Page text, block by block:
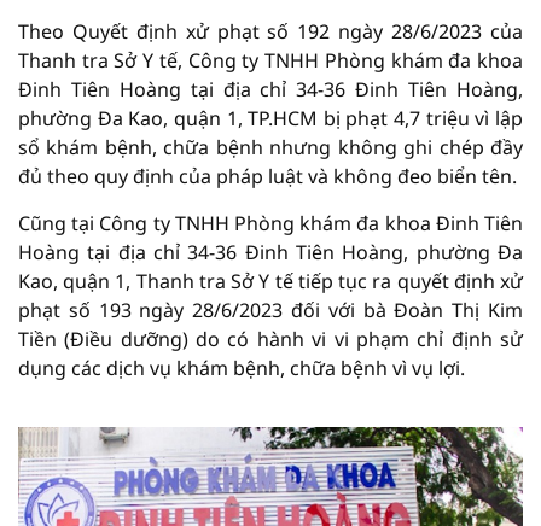
Theo Quyết định xử phạt số 192 ngày 28/6/2023 của
Thanh tra Sở Y tế, Công ty TNHH Phòng khám đa khoa
Đinh Tiên Hoàng tại địa chỉ 34-36 Đinh Tiên Hoàng,
phường Đa Kao, quận 1, TP.HCM bị phạt 4,7 triệu vì lập
sổ khám bệnh, chữa bệnh nhưng không ghi chép đầy
đủ theo quy định của pháp luật và không đeo biển tên.
Cũng tại Công ty TNHH Phòng khám đa khoa Đinh Tiên
Hoàng tại địa chỉ 34-36 Đinh Tiên Hoàng, phường Đa
Kao, quận 1, Thanh tra Sở Y tế tiếp tục ra quyết định xử
phạt số 193 ngày 28/6/2023 đối với bà Đoàn Thị Kim
Tiền (Điều dưỡng) do có hành vi vi phạm chỉ định sử
dụng các dịch vụ khám bệnh, chữa bệnh vì vụ lợi.